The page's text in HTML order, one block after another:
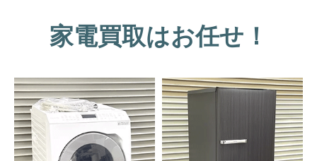
家電買取はお任せ！